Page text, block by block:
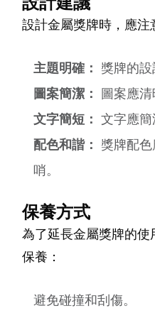
設計金屬獎牌時，應注
主題明確：
獎牌的設
圖案簡潔：
圖案應
文字簡短： 文字應簡
配色和諧：
獎牌配
哨。
保養方式
為了延長金屬獎牌的
保養：
避免碰撞和刮傷。